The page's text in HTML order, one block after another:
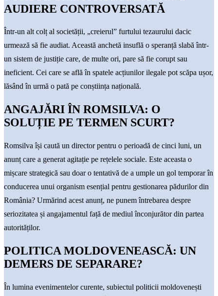
AUDIERE CONTROVERSATĂ
Într-un alt colț al societății, „creierul” furtului tezaurului dacic
urmează să fie audiat. Această anchetă insuflă o speranță slabă într-
un sistem de justiție care, de multe ori, pare să fie corupt sau
ineficient. Cei care se află în spatele acțiunilor ilegale pot scăpa ușor,
lăsând în urmă o pată pe conștiința națională.
ANGAJĂRI ÎN ROMSILVA: O
SOLUȚIE PE TERMEN SCURT?
Romsilva își caută un director pentru o perioadă de cinci luni, un
anunț care a generat agitație pe rețelele sociale. Este aceasta o
mișcare strategică sau doar o tentativă de a umple un gol temporar în
conducerea unui organism esențial pentru gestionarea pădurilor din
România? Urmărind acest anunț, ne punem întrebarea despre
seriozitatea și angajamentul față de mediul înconjurător din partea
autorităților.
POLITICA MOLDOVENEASCĂ: UN
DEMERS DE SEPARARE?
În lumina evenimentelor curente, subiectul politicii moldovenești